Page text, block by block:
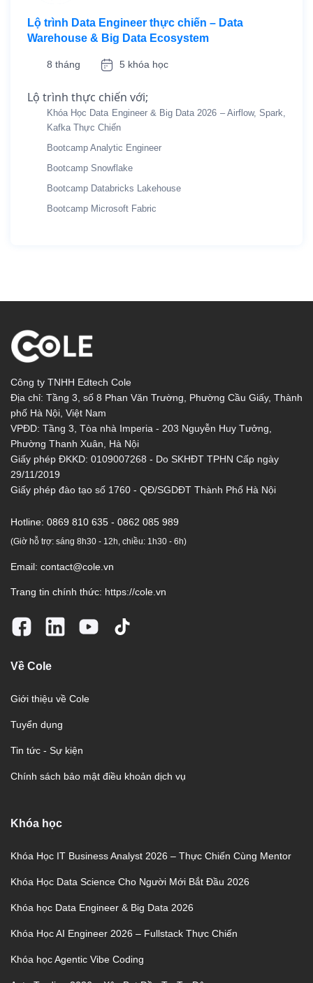
Lộ trình Data Engineer thực chiến – Data
Warehouse & Big Data Ecosystem
8 tháng 5 khóa học
Lộ trình thực chiến với;
Khóa Học Data Engineer & Big Data 2026 – Airflow, Spark,
Kafka Thực Chiến
Bootcamp Analytic Engineer
Bootcamp Snowflake
Bootcamp Databricks Lakehouse
Bootcamp Microsoft Fabric
Công ty TNHH Edtech Cole
Địa chỉ: Tầng 3, số 8 Phan Văn Trường, Phường Cầu Giấy, Thành
phố Hà Nội, Việt Nam
VPĐD: Tầng 3, Tòa nhà Imperia - 203 Nguyễn Huy Tưởng,
Phường Thanh Xuân, Hà Nội
Giấy phép ĐKKD: 0109007268 - Do SKHĐT TPHN Cấp ngày
29/11/2019
Giấy phép đào tạo số 1760 - QĐ/SGDĐT Thành Phố Hà Nội
Hotline: 0869 810 635 - 0862 085 989
(Giờ hỗ trợ: sáng 8h30 - 12h, chiều: 1h30 - 6h)
Email: contact@cole.vn
Trang tin chính thức: https://cole.vn
Về Cole
Giới thiệu về Cole
Tuyển dụng
Tin tức - Sự kiện
Chính sách bảo mật điều khoản dịch vụ
Khóa học
Khóa Học IT Business Analyst 2026 – Thực Chiến Cùng Mentor
Khóa Học Data Science Cho Người Mới Bắt Đầu 2026
Khóa học Data Engineer & Big Data 2026
Khóa Học AI Engineer 2026 – Fullstack Thực Chiến
Khóa học Agentic Vibe Coding